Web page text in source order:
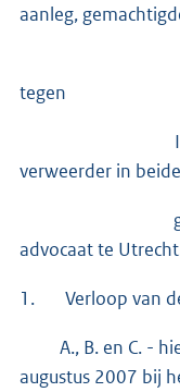
aanleg,
tegen
I.,
verweerder in
advocaat te
1. Verloop van
A., B. en C. -
augustus 2007 bij